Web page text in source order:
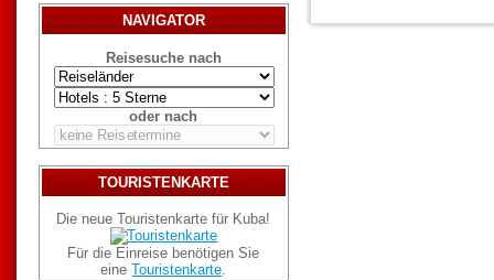
NAVIGATOR
Reisesuche nach
oder nach
TOURISTENKARTE
Die neue Touristenkarte für Kuba!
Für die Einreise benötigen Sie
eineTouristenkarte.